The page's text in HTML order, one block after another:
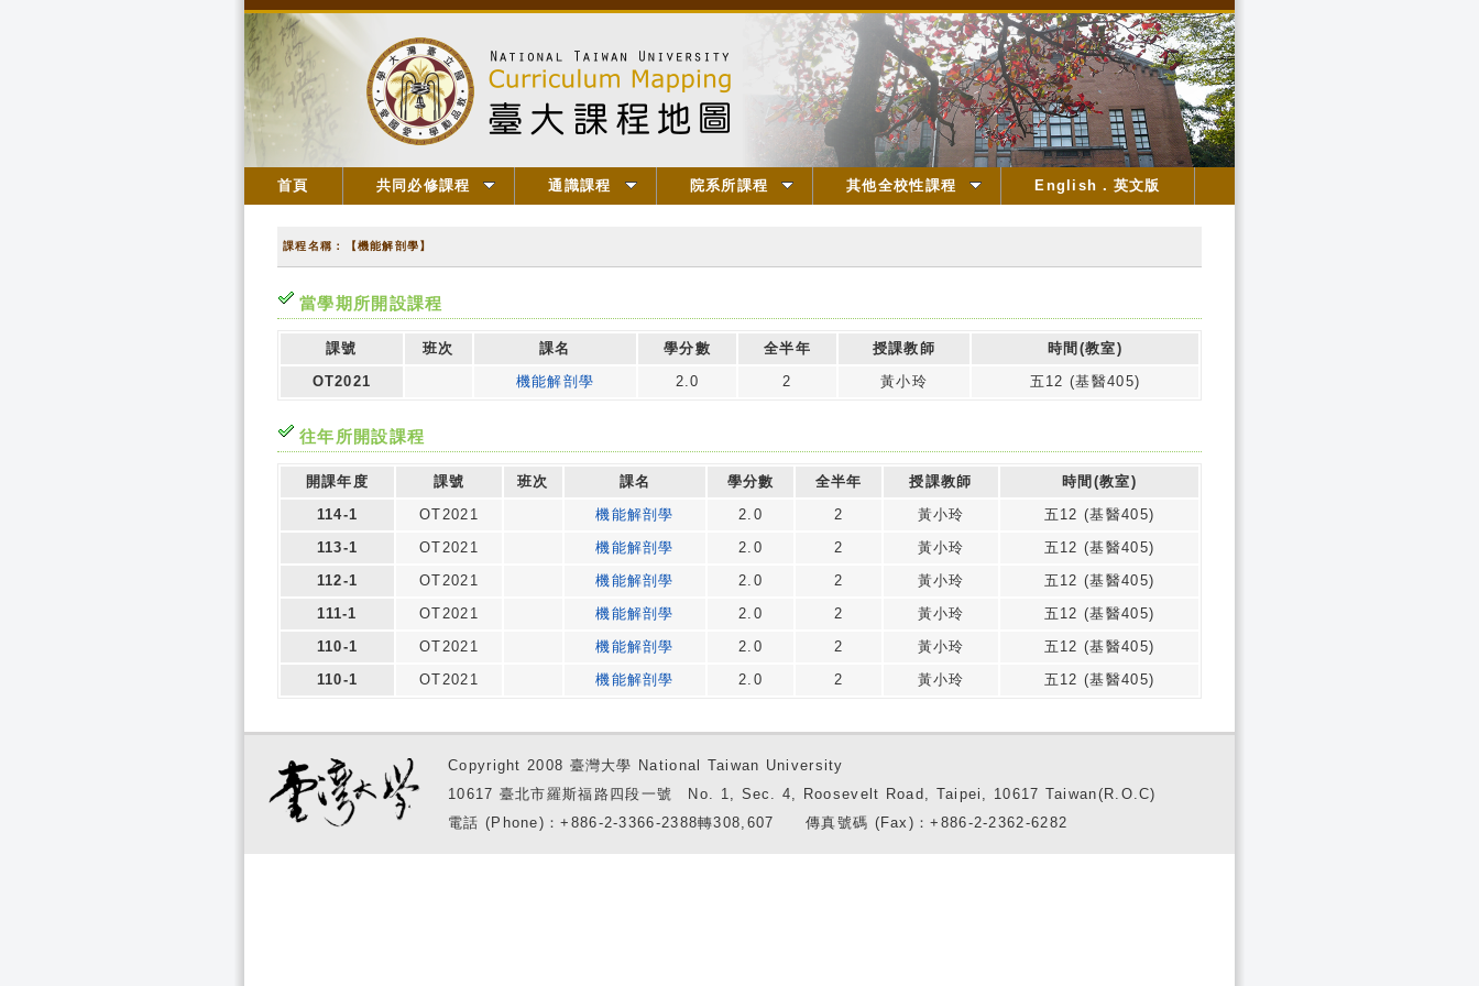
首頁 共同必修課程 通識課程 院系所課程 其他全校性課程 English．英文版
課程名稱：【機能解剖學】
當學期所開設課程
課號 班次 課名 學分數 全半年 授課教師
時間(教室)
OT2021
機能解剖學 2.0 2 黃小玲 五12 (基醫405)
往年所開設課程
開課年度 課號 班次 課名 學分數 全半年 授課教師
時間(教室)
114-1
OT2021 機能解剖學 2.0 2 黃小玲
五12 (基醫405)
113-1
OT2021 機能解剖學 2.0 2 黃小玲
五12 (基醫405)
112-1
OT2021 機能解剖學 2.0 2 黃小玲
五12 (基醫405)
111-1
OT2021 機能解剖學 2.0 2 黃小玲
五12 (基醫405)
110-1
OT2021 機能解剖學 2.0 2 黃小玲
五12 (基醫405)
110-1
OT2021 機能解剖學 2.0 2 黃小玲 五12 (基醫405)
Copyright 2008 臺灣大學 National Taiwan University
10617 臺北市羅斯福路四段一號 No. 1, Sec. 4, Roosevelt Road, Taipei, 10617 Taiwan(R.O.C)
電話 (Phone)：+886-2-3366-2388轉308,607 傳真號碼 (Fax)：+886-2-2362-6282